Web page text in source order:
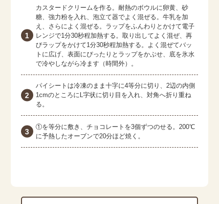
カスタードクリームを作る。耐熱のボウルに卵黄、砂
糖、強力粉を入れ、泡立て器でよく混ぜる。牛乳を加
え、さらによく混ぜる。ラップをふんわりとかけて電子
レンジで1分30秒程加熱する。取り出してよく混ぜ、再
びラップをかけて1分30秒程加熱する。よく混ぜてバッ
トに広げ、表面にぴったりとラップをかぶせ、底を氷水
で冷やしながら冷ます（時間外）。
パイシートは冷凍のまま十字に4等分に切り、2辺の内側
1cmのところにL字状に切り目を入れ、対角へ折り重ね
る。
①を等分に敷き、チョコレートを3個ずつのせる。200℃
に予熱したオーブンで20分ほど焼く。